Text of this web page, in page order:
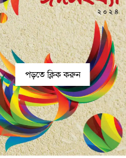
পড়তে ক্লিক করুন